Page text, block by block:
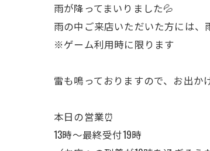
雨が降ってまいりました💦
雨の中ご来店いただいた方には
※ゲーム利用時に限ります
雷も鳴っておりますので、お出
本日の営業⏰
13時〜最終受付19時